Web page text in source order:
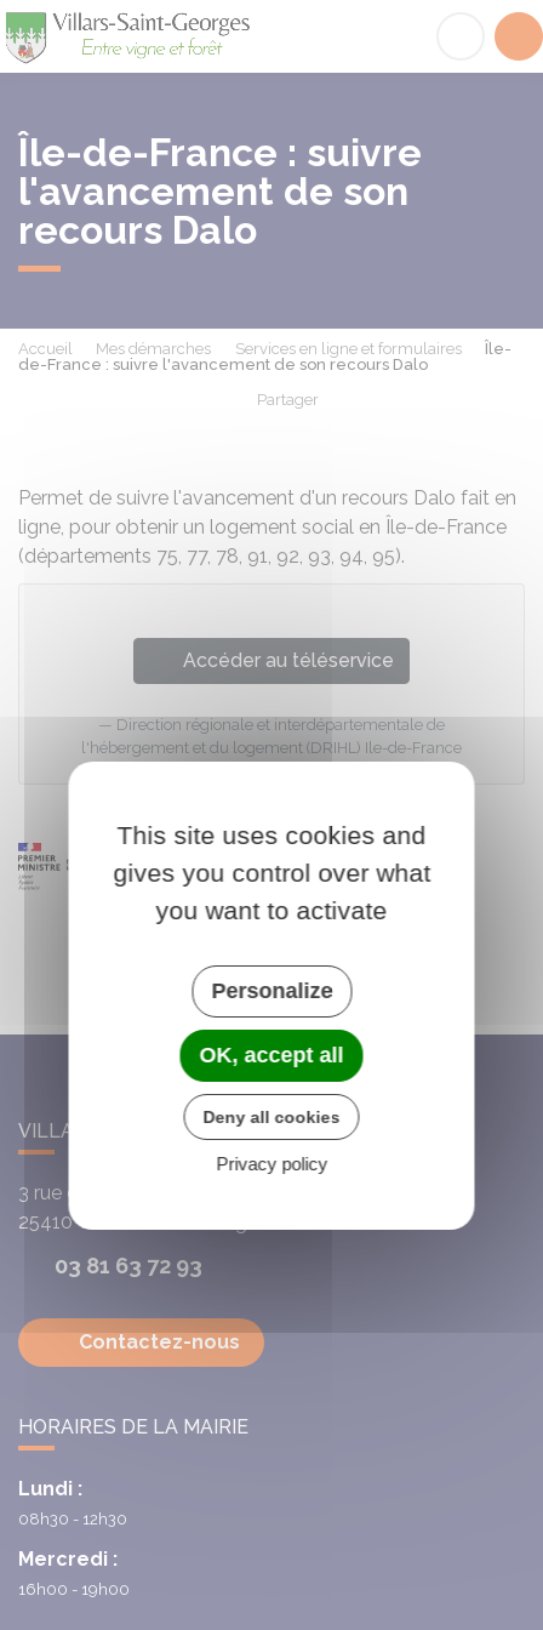
Île-de-France : suivre
l'avancement de son
recours Dalo
Accueil Mes démarches Services en ligne et formulaires
Île-
de-France : suivre l'avancement de son recours Dalo
Partager
Permet de suivre l'avancement d'un recours Dalo fait en
ligne, pour obtenir un logement social en Île-de-France
(départements 75, 77, 78, 91, 92, 93, 94, 95).
Accéder au téléservice
Direction régionale et interdépartementale de
l'hébergement et du logement (DRIHL) Ile-de-France
VILLARS-SAINT-GEORGES
3 rue de l'Église
25410Villars-Saint-Georges
03 81 63 72 93
Contactez-nous
HORAIRES DE LA MAIRIE
Lundi :
08h30 - 12h30
Mercredi :
16h00 - 19h00
This site uses cookies and
gives you control over what
you want to activate
Personalize
OK, accept all
Deny all cookies
Privacy policy